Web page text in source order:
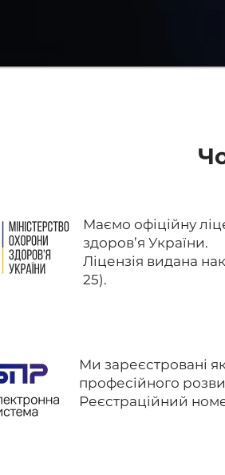
Маємо офіційну
здоров’я України.
Ліцензія видана
25).
Ми зареєстровані
професійного
Реєстраційний